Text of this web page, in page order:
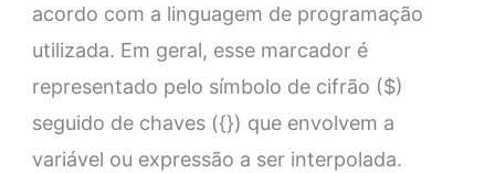
acordo com a linguagem de programação
utilizada. Em geral, esse marcador é
representado pelo símbolo de cifrão ($)
seguido de chaves ({}) que envolvem a
variável ou expressão a ser interpolada.